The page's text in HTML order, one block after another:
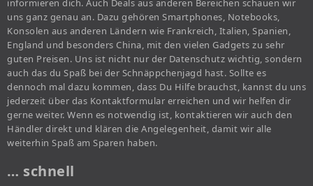
informieren dich. Auch Deals aus anderen Bereichen schauen wir
uns ganz genau an. Dazu gehören Smartphones, Notebooks,
Konsolen aus anderen Ländern wie Frankreich, Italien, Spanien,
England und besonders China, mit den vielen Gadgets zu sehr
guten Preisen. Uns ist nicht nur der Datenschutz wichtig, sondern
auch das du Spaß bei der Schnäppchenjagd hast. Sollte es
dennoch mal dazu kommen, dass Du Hilfe brauchst, kannst du uns
jederzeit über das Kontaktformular erreichen und wir helfen dir
gerne weiter. Wenn es notwendig ist, kontaktieren wir auch den
Händler direkt und klären die Angelegenheit, damit wir alle
weiterhin Spaß am Sparen haben.
… schnell